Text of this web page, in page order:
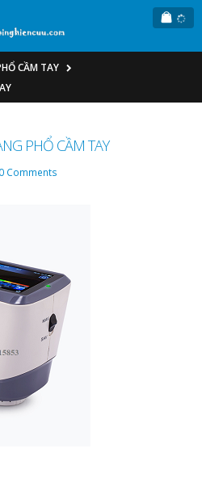
CẦM TAY
PHỔ CẦM TAY
0 Comments